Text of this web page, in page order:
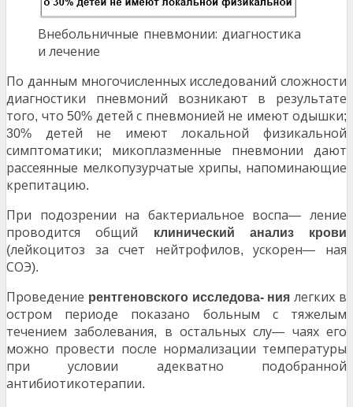
Внебольничные пневмонии: диагностика
и лечение
По данным многочисленных исследований сложности
диагностики пневмоний возникают в результате
того, что 50% детей с пневмонией не имеют одышки;
30% детей не имеют локальной физикальной
симптоматики;
микоплазменные пневмонии дают
рассеянные мелкопузурчатые хрипы, напоминающие
крепитацию.
При подозрении на бактериальное воспа—
ление
проводится общий
клинический анализ
крови
(лейкоцитоз за счет нейтрофилов, ускорен—
ная
СОЭ).
Проведение рентгеновского исследова- ниялегких в
остром периоде показано больным с тяжелым
течением заболевания, в остальных слу— чаях его
можно провести после нормализации температуры
при условии адекватно подобранной
антибиотикотерапии.